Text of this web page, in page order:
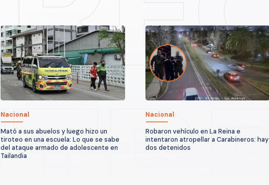
Nacional
Mató a sus abuelos y luego hizo un
tiroteo en una escuela: Lo que se sabe
del ataque armado de adolescente en
Tailandia
Nacional
Robaron vehículo en La Reina e
intentaron atropellar a Carabineros: hay
dos detenidos